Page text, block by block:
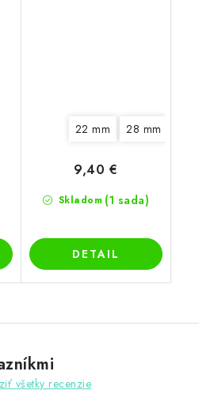
22 mm 28 mm
Skladom (1 sada)
9,40 €
DETAIL
všetky recenzie